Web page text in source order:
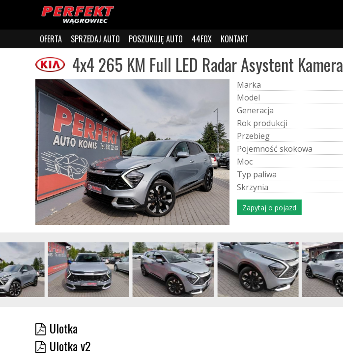
OFERTA SPRZEDAJ AUTO POSZUKUJĘ AUTO 44FOX KONTAKT
4x4 265 KM Full LED Radar Asystent Kamera
Marka
Model
Generacja
Rok produkcji
Przebieg
Pojemność skokowa
Moc
Typ paliwa
Skrzynia
Zapytaj o pojazd
Ulotka
Ulotka v2